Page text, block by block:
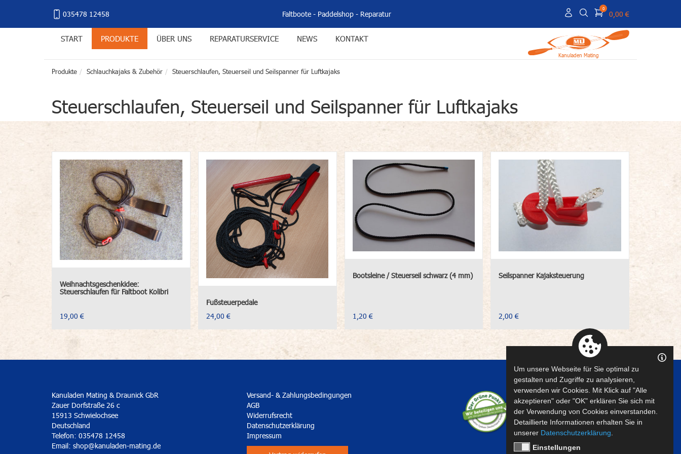
035478 12458 Faltboote- Paddelshop- Reparatur
0
0,00 €
START PRODUKTE ÜBER UNS REPARATURSERVICE NEWS KONTAKT
Kanuladen Mating
Produkte Schlauchkajaks & Zubehör Steuerschlaufen, Steuerseil und Seilspanner für Luftkajaks
Steuerschlaufen, Steuerseil und Seilspanner für Luftkajaks
Weihnachtsgeschenkidee:
Steuerschlaufen für Faltboot Kolibri
19,00 €
Fußsteuerpedale
24,00 €
Bootsleine / Steuerseil schwarz (4 mm)
1,20 €
Seilspanner Kajaksteuerung
2,00 €
Kanuladen Mating & Draunick GbR
Zauer Dorfstraße 26 c
15913 Schwielochsee
Deutschland
Telefon: 035478 12458
Email: shop@kanuladen-mating.de
Versand- & Zahlungsbedingungen
AGB
Widerrufsrecht
Datenschutzerklärung
Impressum
Um unsere Webseite für Sie optimal zu
gestalten und Zugriffe zu analysieren,
verwenden wir Cookies. Mit Klick auf "Alle
akzeptieren" oder "OK" erklären Sie sich mit
der Verwendung von Cookies einverstanden.
Detaillierte Informationen erhalten Sie in
unserer Datenschutzerklärung
Einstellungen